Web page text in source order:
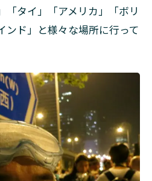
「タイ」「アメリカ」「ボリ
ンド」と様々な場所に行って